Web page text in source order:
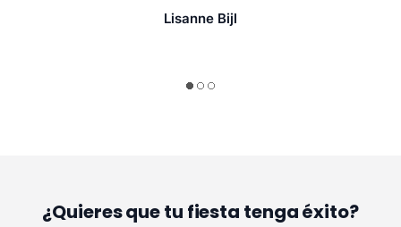
Lisanne Bijl
¿Quieres que tu fiesta tenga éxito?